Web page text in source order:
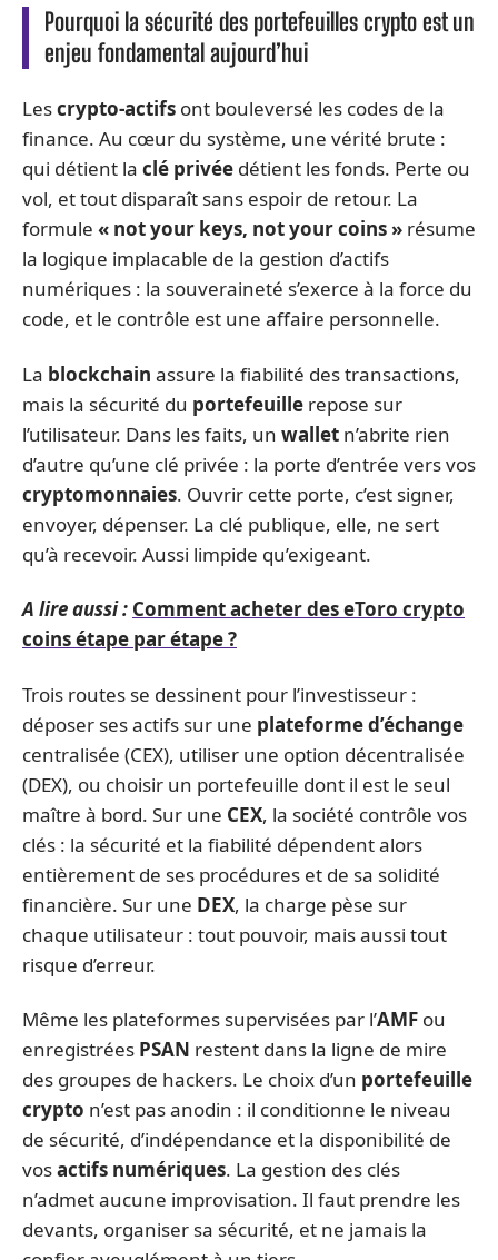
Pourquoi la sécurité des portefeuilles crypto est un
enjeu fondamental aujourd’hui
Lescrypto-actifs ont bouleversé les codes de la
finance. Au cœur du système, une vérité brute :
qui détient la clé privée détient les fonds. Perte ou
vol, et tout disparaît sans espoir de retour. La
formule « not your keys, not your coins » résume
la logique implacable de la gestion d’actifs
numériques : la souveraineté s’exerce à la force du
code, et le contrôle est une affaire personnelle.
La blockchain assure la fiabilité des transactions,
mais la sécurité du portefeuille repose sur
l’utilisateur. Dans les faits, un wallet n’abrite rien
d’autre qu’une clé privée : la porte d’entrée vers vos
cryptomonnaies. Ouvrir cette porte, c’est signer,
envoyer, dépenser. La clé publique, elle, ne sert
qu’à recevoir. Aussi limpide qu’exigeant.
A lire aussi : Comment acheter des eToro crypto
coins étape par étape ?
Trois routes se dessinent pour l’investisseur :
déposer ses actifs sur une plateforme d’échange
centralisée (CEX), utiliser une option décentralisée
(DEX), ou choisir un portefeuille dont il est le seul
maître à bord. Sur une CEX, la société contrôle vos
clés : la sécurité et la fiabilité dépendent alors
entièrement de ses procédures et de sa solidité
financière. Sur une DEX, la charge pèse sur
chaque utilisateur : tout pouvoir, mais aussi tout
risque d’erreur.
Même les plateformes supervisées par l’AMF ou
enregistrées PSAN restent dans la ligne de mire
des groupes de hackers. Le choix d’un portefeuille
crypto n’est pas anodin : il conditionne le niveau
de sécurité, d’indépendance et la disponibilité de
vosactifs numériques. La gestion des clés
n’admet aucune improvisation. Il faut prendre les
devants, organiser sa sécurité, et ne jamais la